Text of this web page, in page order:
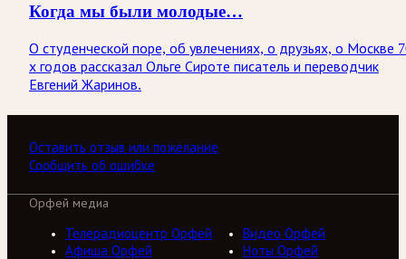
Когда мы были молодые…
О студенческой поре, об увлечениях, о друзьях, о Москве
х годов рассказал Ольге Сироте писатель и переводчик
Евгений Жаринов.
Оставить отзыв или пожелание
Сообщить об ошибке
Орфей медиа
Телерадиоцентр Орфей
Видео Орфей
Афиша Орфей
Ноты Орфей